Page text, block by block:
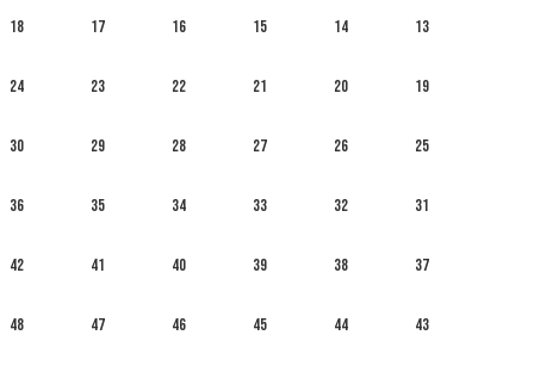
13
14
15
16
17
18
19
20
21
22
23
24
25
26
27
28
29
30
31
32
33
34
35
36
37
38
39
40
41
42
43
44
45
46
47
48